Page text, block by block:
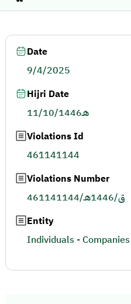
Date
9/4/2025
Hijri Date
11/10/1446هـ
Violations Id
461141144
Violations Number
461141144/ق/1446هـ
Entity
Individuals -